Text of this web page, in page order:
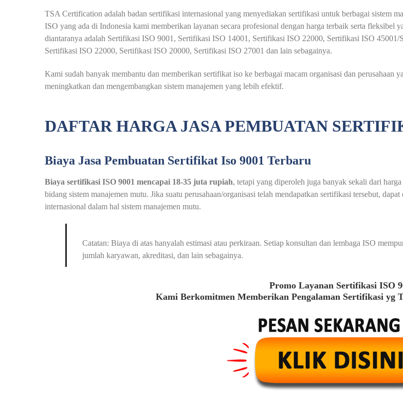
TSA Certification adalah badan sertifikasi internasional yang menyediakan sertifikasi untuk berbagai sistem
ISO yang ada di Indonesia kami memberikan layanan secara profesional dengan harga terbaik serta fleksibel
diantaranya adalah Sertifikasi ISO 9001, Sertifikasi ISO 14001, Sertifikasi ISO 22000, Sertifikasi ISO
Sertifikasi ISO 22000, Sertifikasi ISO 20000, Sertifikasi ISO 27001 dan lain sebagainya.
Kami sudah banyak membantu dan memberikan sertifikat iso ke berbagai macam organisasi dan perusahaan
meningkatkan dan mengembangkan sistem manajemen yang lebih efektif.
DAFTAR HARGA JASA PEMBUATAN
Biaya Jasa Pembuatan Sertifikat Iso 9001 Terbaru
Biaya sertifikasi ISO 9001 mencapai 18-35 juta rupiah, tetapi yang diperoleh juga banyak sekali dari
bidang sistem manajemen mutu. Jika suatu perusahaan/organisasi telah mendapatkan sertifikasi tersebut,
internasional dalam hal sistem manajemen mutu.
Catatan: Biaya di atas hanyalah estimasi atau perkiraan. Setiap konsultan dan lembaga ISO
jumlah karyawan, akreditasi, dan lain sebagainya.
Promo Layanan Sertifikasi ISO
Kami Berkomitmen Memberikan Pengalaman Sertifikasi yg